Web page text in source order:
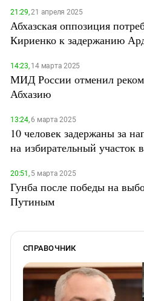
21:29,21 апреля 2025
Абхазская оппозиция
Кириенко к задержанию
14:23,14 марта 2025
МИД России отменил
Абхазию
13:24,6 марта 2025
10 человек задержаны за
на избирательный участок
20:51,5 марта 2025
Гунба после победы на
Путиным
СПРАВОЧНИК